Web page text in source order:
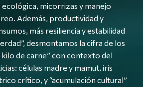
micorrizas y manejo
Además, productividad y
más resiliencia y estabilidad
desmontamos la cifra de los
de carne” con contexto del
células madre y mamut, iris
crítico, y “acumulación cultural”